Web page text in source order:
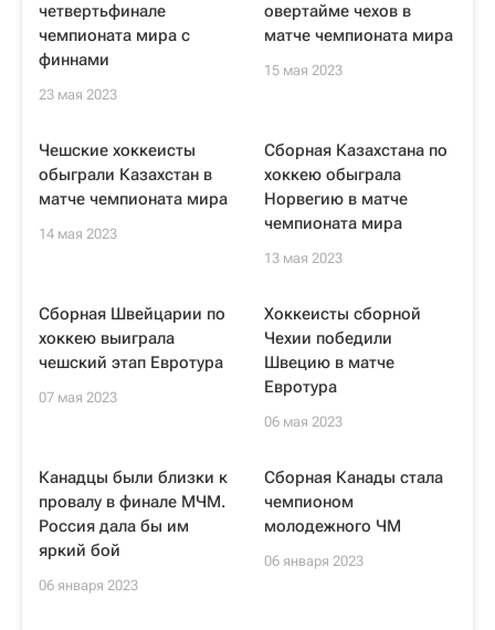
четвертьфинале
чемпионата мира с
финнами
23 мая 2023
овертайме чехов в
матче чемпионата мира
15 мая 2023
Чешские хоккеисты
обыграли Казахстан в
матче чемпионата мира
14 мая 2023
Сборная Казахстана по
хоккею обыграла
Норвегию в матче
чемпионата мира
13 мая 2023
Сборная Швейцарии по
хоккею выиграла
чешский этап Евротура
07 мая 2023
Хоккеисты сборной
Чехии победили
Швецию в матче
Евротура
06 мая 2023
Канадцы были близки к
провалу в финале МЧМ.
Россия дала бы им
яркий бой
06 января 2023
Сборная Канады стала
чемпионом
молодежного ЧМ
06 января 2023